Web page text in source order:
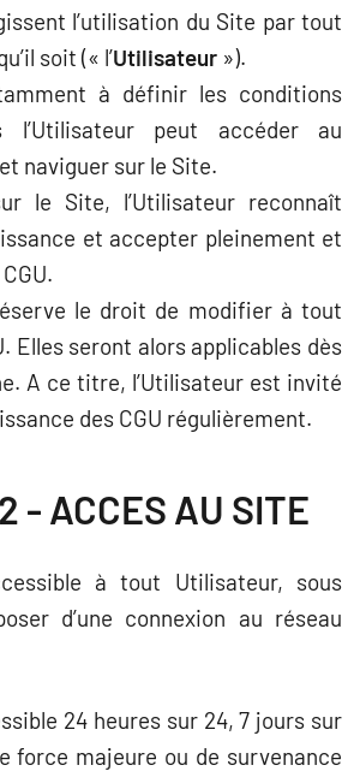
l’utilisation du Site par tout
soit (« l’Utilisateur »).
à définir les conditions
l’Utilisateur peut accéder au
naviguer sur le Site.
le Site, l’Utilisateur reconnaît
et accepter pleinement et
le droit de modifier à tout
Elles seront alors applicables dès
A ce titre, l’Utilisateur est invité
des CGU régulièrement.
- ACCES AU SITE
à tout Utilisateur, sous
d’une connexion au réseau
24 heures sur 24, 7 jours sur
force majeure ou de survenance